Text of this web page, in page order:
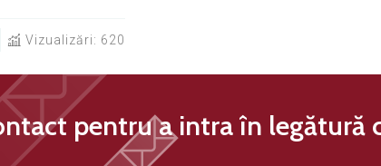
Vizualizări: 620
pentru a intra în legătură